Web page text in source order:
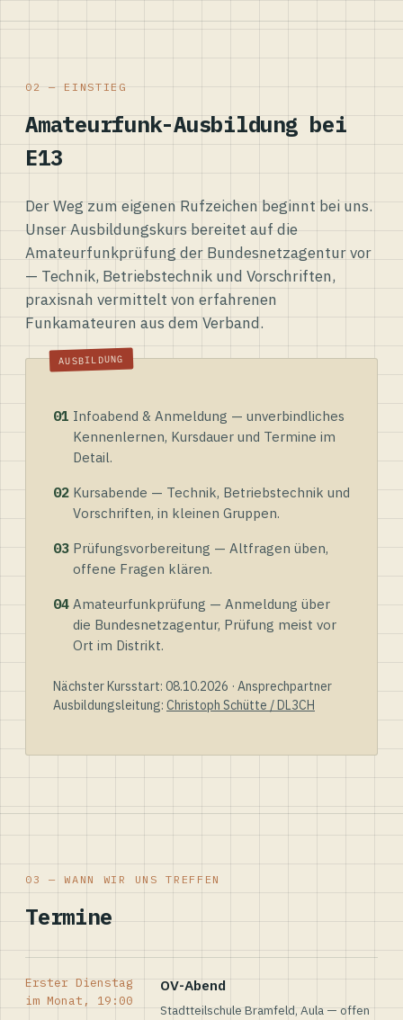
02 — EINSTIEG
Amateurfunk-Ausbildung bei
E13
Der Weg zum eigenen Rufzeichen beginnt bei uns.
Unser Ausbildungskurs bereitet auf die
Amateurfunkprüfung der Bundesnetzagentur vor
— Technik, Betriebstechnik und Vorschriften,
praxisnah vermittelt von erfahrenen
Funkamateuren aus dem Verband.
01 Infoabend & Anmeldung — unverbindliches
Kennenlernen, Kursdauer und Termine im
Detail.
02 Kursabende — Technik, Betriebstechnik und
Vorschriften, in kleinen Gruppen.
03 Prüfungsvorbereitung — Altfragen üben,
offene Fragen klären.
04 Amateurfunkprüfung — Anmeldung über
die Bundesnetzagentur, Prüfung meist vor
Ort im Distrikt.
Nächster Kursstart: 08.10.2026 · Ansprechpartner
Ausbildungsleitung: Christoph Schütte / DL3CH
03 — WANN WIR UNS TREFFEN
Termine
Erster Dienstag
im Monat, 19:00
OV-Abend
Stadtteilschule Bramfeld, Aula — offen